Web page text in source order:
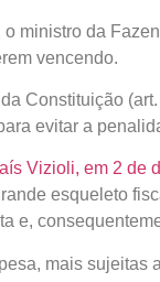
ministro da
vencendo.
Constituição
evitar a
Vizioli, em 2 de
esqueleto
e,
mais sujeitas